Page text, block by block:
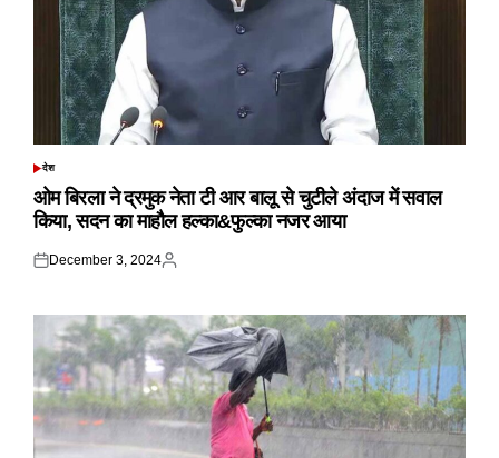
POSTED
देश
ओम बिरला ने द्रमुक नेता टी आर बालू से चुटीले अंदाज में सवाल
किया, सदन का माहौल हल्का&फुल्का नजर आया
Posted
December 3, 2024
Posted